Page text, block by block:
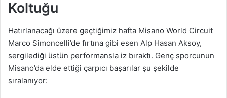
Koltuğu
Hatırlanacağı üzere geçtiğimiz hafta Misano World Circuit
Marco Simoncelli’de fırtına gibi esen Alp Hasan Aksoy,
sergilediği üstün performansla iz bıraktı. Genç sporcunun
Misano’da elde ettiği çarpıcı başarılar şu şekilde
sıralanıyor: